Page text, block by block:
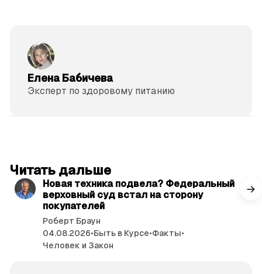
Елена Бабичева
Эксперт по здоровому питанию
Читать дальше
Новая техника подвела? Федеральный
верховный суд встал на сторону
покупателей
Роберт Браун
04.08.2026•Быть в Курсе•Факты•
Человек и Закон